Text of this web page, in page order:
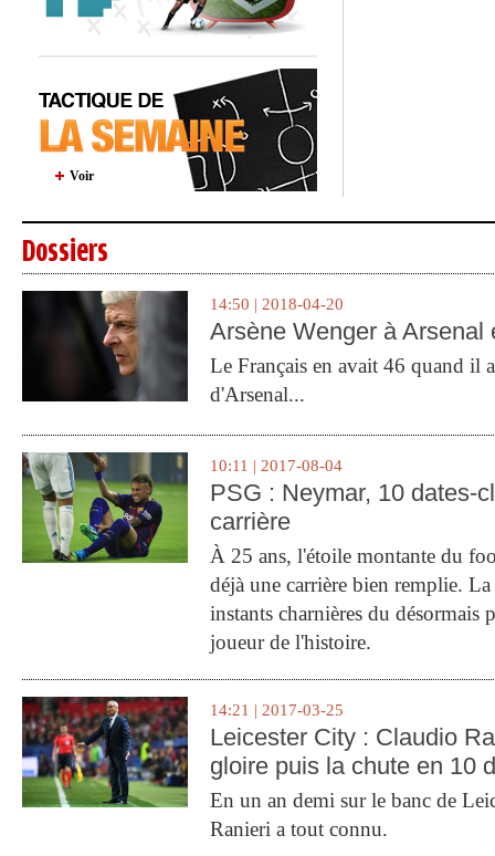
Voir
Dossiers
14:50 | 2018-04-20
Arsène Wenger à Arsenal
Le Français en avait 46 quand il
d'Arsenal...
10:11 | 2017-08-04
PSG : Neymar, 10 dates-
carrière
À 25 ans, l'étoile montante du
déjà une carrière bien remplie.
instants charnières du désormais
joueur de l'histoire.
14:21 | 2017-03-25
Leicester City : Claudio
gloire puis la chute en 10
En un an demi sur le banc de
Ranieri a tout connu.